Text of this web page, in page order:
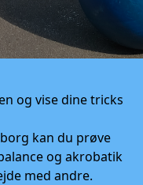
og vise dine tricks
kan du prøve
og akrobatik
med andre.